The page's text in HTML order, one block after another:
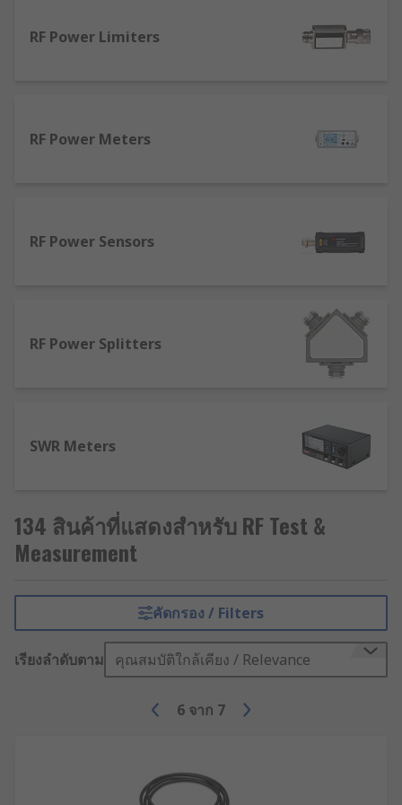
RF Power Limiters
RF Power Meters
RF Power Sensors
RF Power Splitters
SWR Meters
134 สินค้าที่แสดงสำหรับ RF Test &
Measurement
คัดกรอง / Filters
เรียงลำดับตาม คุณสมบัติใกล้เคียง / Relevance
6 จาก 7